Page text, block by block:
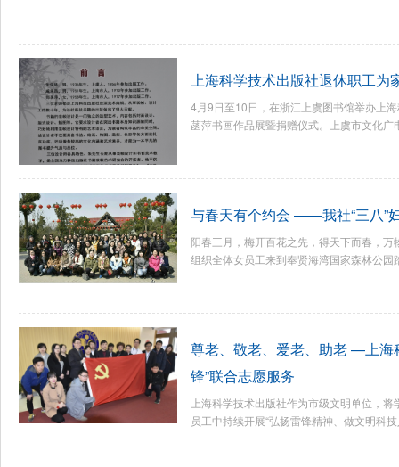
上海科学技术出版社退休职工为
4月9日至10日，在浙江上虞图书馆举办上
菡萍书画作品展暨捐赠仪式。上虞市文化广
与春天有个约会 ——我社“三八”
阳春三月，梅开百花之先，得天下而春，万
组织全体女员工来到奉贤海湾国家森林公园
尊老、敬老、爱老、助老 —上海
锋”联合志愿服务
上海科学技术出版社作为市级文明单位，
员工中持续开展“弘扬雷锋精神、做文明科